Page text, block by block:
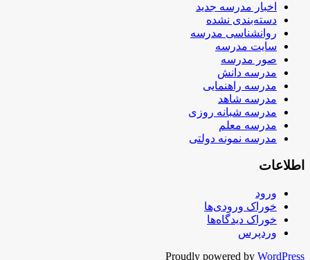
اخبار مدرسه جدید
دسته‌بندی نشده
روانشناسی مدرسه
سایت مدرسه
صور مدرسه
مدرسه دانش
مدرسه راهنمایی
مدرسه شاهد
مدرسه شبانه روزی
مدرسه معلم
مدرسه نمونه دولتی
اطلاعات
ورود
خوراک ورودی‌ها
خوراک دیدگاه‌ها
وردپرس
Proudly powered by WordPress